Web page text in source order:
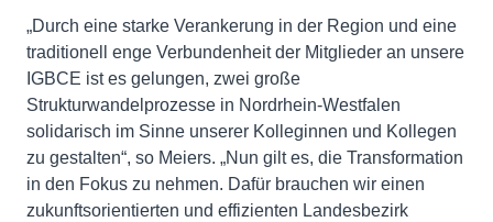
„Durch eine starke Verankerung in der Region und eine
traditionell enge Verbundenheit der Mitglieder an unsere
IGBCE ist es gelungen, zwei große
Strukturwandelprozesse in Nordrhein-Westfalen
solidarisch im Sinne unserer Kolleginnen und Kollegen
zu gestalten“, so Meiers. „Nun gilt es, die Transformation
in den Fokus zu nehmen. Dafür brauchen wir einen
zukunftsorientierten und effizienten Landesbezirk